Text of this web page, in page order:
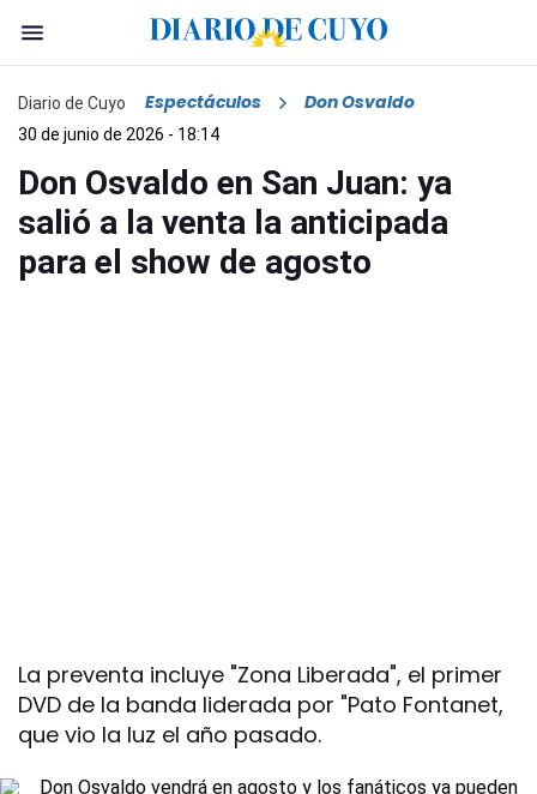
Diario de Cuyo Espectáculos Don Osvaldo
30 de junio de 2026 - 18:14
Don Osvaldo en San Juan: ya
salió a la venta la anticipada
para el show de agosto
La preventa incluye "Zona Liberada", el primer
DVD de la banda liderada por "Pato Fontanet,
que vio la luz el año pasado.